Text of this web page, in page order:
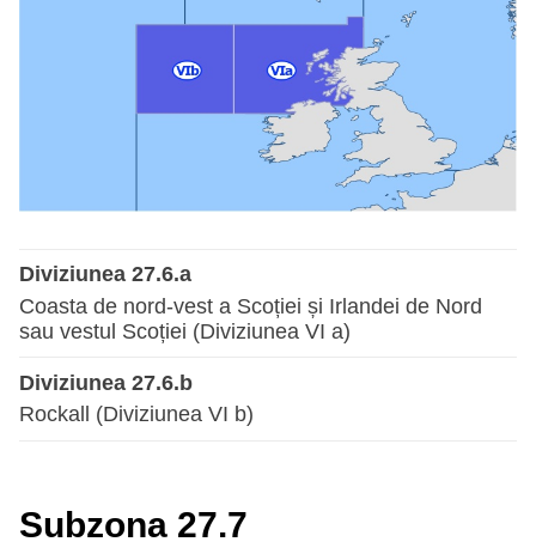
Diviziunea 27.6.a
Coasta de nord-vest a Scoției și Irlandei de Nord
sau vestul Scoției (Diviziunea VI a)
Diviziunea 27.6.b
Rockall (Diviziunea VI b)
Subzona 27.7